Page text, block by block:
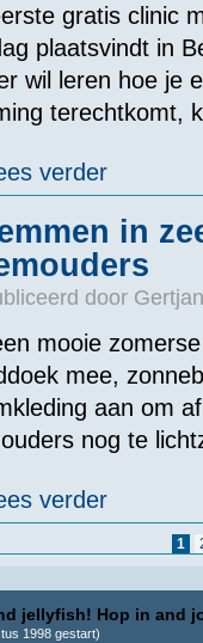
gratis clinic
plaatsvindt in
wil leren hoe je
terechtkomt,
verderover
in
door
mooie
mee,
aan om
nog te
verderover
1
jellyfish! Hop in and
1998 gestart)